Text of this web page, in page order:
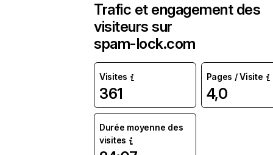
Trafic et engagement des
visiteurs sur
spam-lock.com
Visites
361
Pages / Visite
4,0
Durée moyenne des
visites